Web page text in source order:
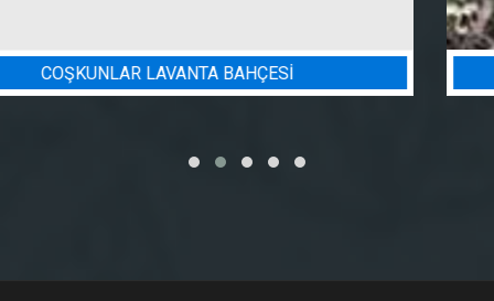
BADEM BAHÇESI SULAMA PROJESI